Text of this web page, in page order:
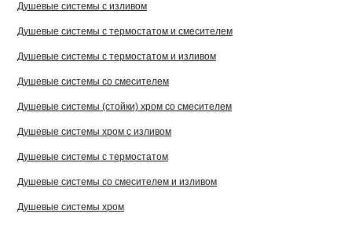
Душевые системы с изливом
Душевые системы с термостатом и смесителем
Душевые системы с термостатом и изливом
Душевые системы со смесителем
Душевые системы (стойки) хром со смесителем
Душевые системы хром с изливом
Душевые системы с термостатом
Душевые системы со смесителем и изливом
Душевые системы хром